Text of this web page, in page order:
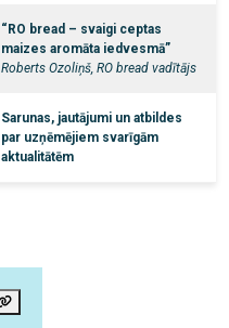
“RO bread – svaigi ceptas
maizes aromāta iedvesmā”
Roberts Ozoliņš, RO bread vadītājs
Sarunas, jautājumi un atbildes
par uzņēmējiem svarīgām
aktualitātēm